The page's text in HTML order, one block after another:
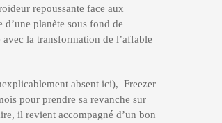
repoussante face aux
planète sous fond de
la transformation de l’affable
absent ici), Freezer
pour prendre sa revanche sur
il revient accompagné d’un bon